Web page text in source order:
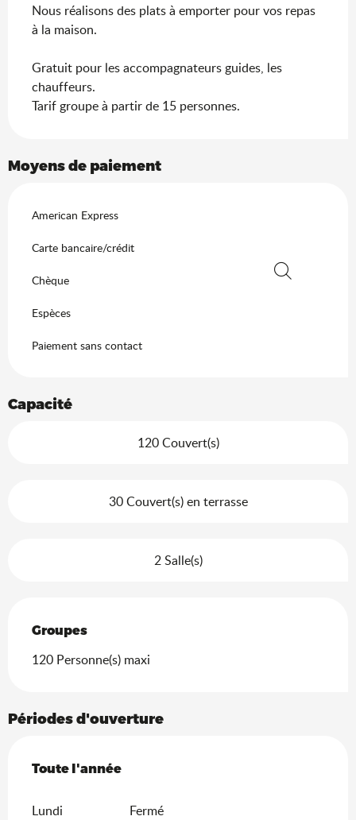
Nous réalisons des plats à emporter pour vos repas
à la maison.
Gratuit pour les accompagnateurs guides, les
chauffeurs.
Tarif groupe à partir de 15 personnes.
Moyens de paiement
American Express
Carte bancaire/crédit
Chèque
Espèces
Paiement sans contact
Capacité
120 Couvert(s)
30 Couvert(s) en terrasse
2 Salle(s)
Groupes
Groupes
120 Personne(s) maxi
Périodes d'ouverture
Toute l'année
Toute l'année
Lundi Fermé